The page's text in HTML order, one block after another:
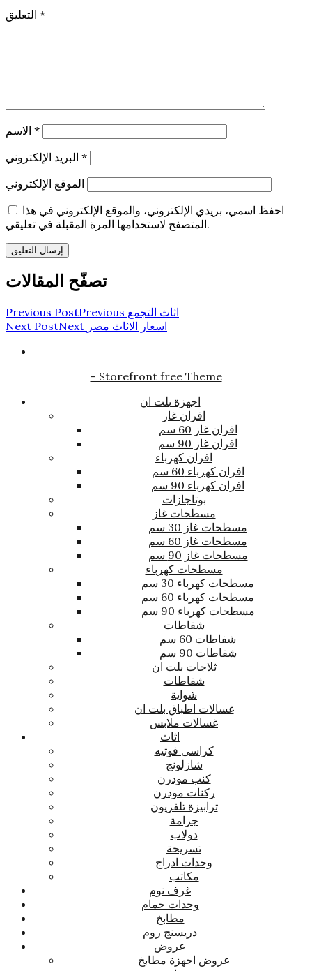
*
*
*
الموقع الإلكتروني
احفظ اسمي، بريدي الإلكتروني، والموقع الإلكتروني في هذا
المتصفح لاستخدامها المرة المقبلة في تعليقي.
تصفّح المقالات
Previous PostPrevious اثاث التجمع
Next PostNext اسعار الاثاث مصر
- Storefront free Theme
اجهزة بلت ان
افران غاز
افران غاز 60 سم
افران غاز 90 سم
افران كهرباء
افران كهرباء 60 سم
افران كهرباء 90 سم
بوتاجازات
مسطحات غاز
مسطحات غاز 30 سم
مسطحات غاز 60 سم
مسطحات غاز 90 سم
مسطحات كهرباء
مسطحات كهرباء 30 سم
مسطحات كهرباء 60 سم
مسطحات كهرباء 90 سم
شفاطات
شفاطات 60 سم
شفاطات 90 سم
ثلاجات بلت ان
شفاطات
شواية
غسالات اطباق بلت ان
غسالات ملابس
اثاث
كراسى فوتيه
شازلونج
كنب مودرن
ركنات مودرن
ترابيزة تلفزيون
جزامة
دولاب
تسريحة
وحدات ادراج
مكاتب
غرف نوم
وحدات حمام
مطابخ
دريسنج روم
عروض
عروض اجهزة مطابخ